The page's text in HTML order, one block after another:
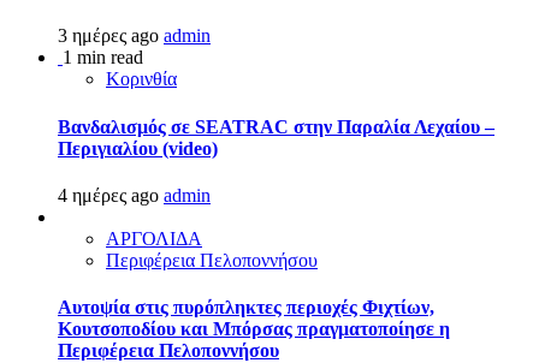
3 ημέρες ago admin
1 min read
Κορινθία
Βανδαλισμός σε SEATRAC στην Παραλία Λεχαίου –
Περιγιαλίου (video)
4 ημέρες ago admin
ΑΡΓΟΛΙΔΑ
Περιφέρεια Πελοποννήσου
Αυτοψία στις πυρόπληκτες περιοχές Φιχτίων,
Κουτσοποδίου και Μπόρσας πραγματοποίησε η
Περιφέρεια Πελοποννήσου